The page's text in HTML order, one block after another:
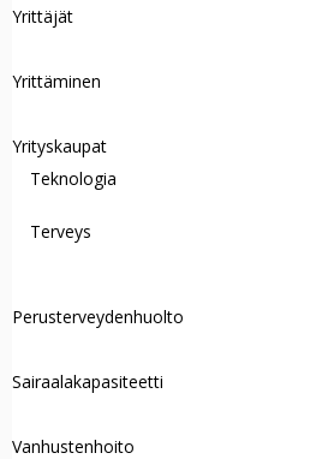
Yrittäjät
Yrittäminen
Yrityskaupat
Teknologia
Terveys
Perusterveydenhuolto
Sairaalakapasiteetti
Vanhustenhoito